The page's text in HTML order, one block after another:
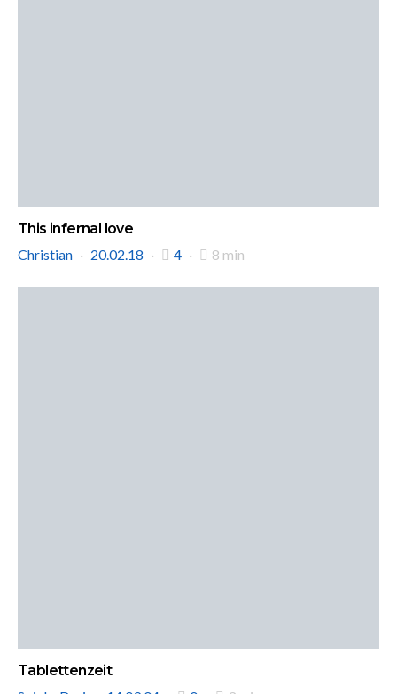
This infernal love
Christian
20.02.18 4 8 min
Tablettenzeit